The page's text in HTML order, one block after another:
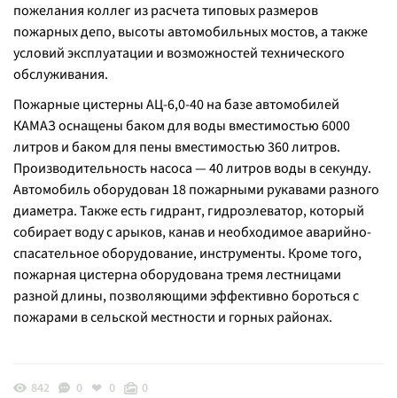
пожелания коллег из расчета типовых размеров
пожарных депо, высоты автомобильных мостов, а также
условий эксплуатации и возможностей технического
обслуживания.
Пожарные цистерны АЦ-6,0-40 на базе автомобилей
КАМАЗ оснащены баком для воды вместимостью 6000
литров и баком для пены вместимостью 360 литров.
Производительность насоса — 40 литров воды в секунду.
Автомобиль оборудован 18 пожарными рукавами разного
диаметра. Также есть гидрант, гидроэлеватор, который
собирает воду с арыков, канав и необходимое аварийно-
спасательное оборудование, инструменты. Кроме того,
пожарная цистерна оборудована тремя лестницами
разной длины, позволяющими эффективно бороться с
пожарами в сельской местности и горных районах.
842 0 0 0